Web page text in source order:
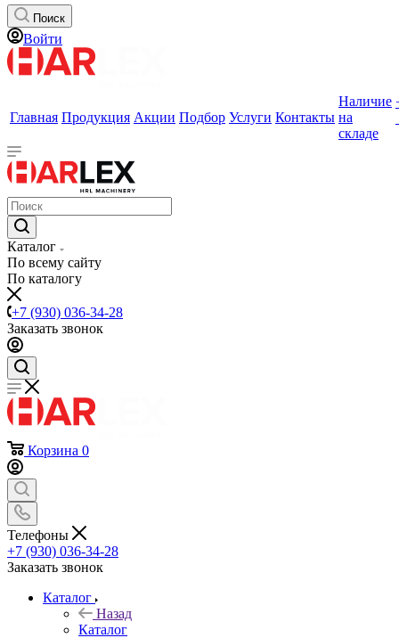
Поиск
Войти
Главная Продукция Акции Подбор Услуги Контакты
Наличие
на
складе
Каталог
По всему сайту
По каталогу
+7 (930) 036-34-28
Заказать звонок
Корзина 0
Телефоны
+7 (930) 036-34-28
Заказать звонок
Каталог
Назад
Каталог